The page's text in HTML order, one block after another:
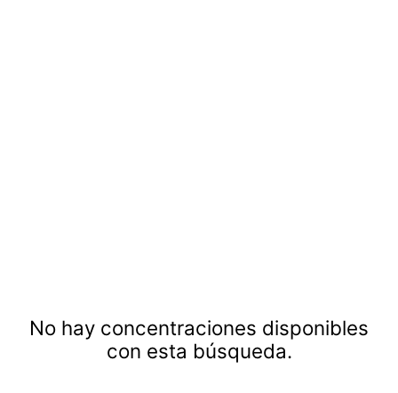
No hay concentraciones disponibles
con esta búsqueda.